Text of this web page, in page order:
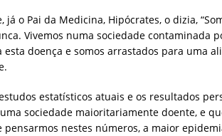
já o Pai da Medicina, Hipócrates, o dizia,
Vivemos numa sociedade contaminada
doença e somos arrastados para uma
estatísticos atuais e os resultados
sociedade maioritariamente doente, e
pensarmos nestes números, a maior